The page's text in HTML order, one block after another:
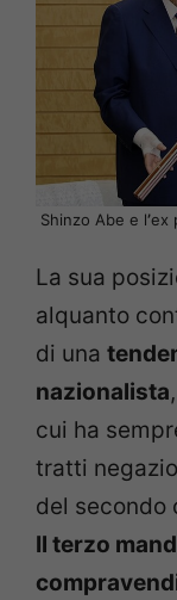
Shinzo Abe e l’ex
La sua
alquanto
di una
nazionalista
cui ha
tratti
del secondo
Il terzo